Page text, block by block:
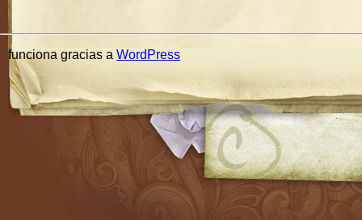
funciona gracias a WordPress